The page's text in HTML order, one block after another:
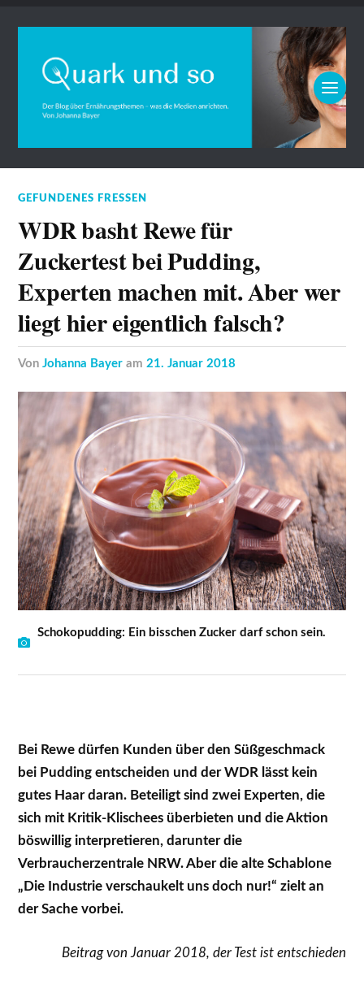
GEFUNDENES FRESSEN
WDR basht Rewe für
Zuckertest bei Pudding,
Experten machen mit. Aber wer
liegt hier eigentlich falsch?
vonJohanna Bayer am21. Januar 2018
Schokopudding: Ein bisschen Zucker darf schon sein.
Bei Rewe dürfen Kunden über den Süßgeschmack
bei Pudding entscheiden und der WDR lässt kein
gutes Haar daran. Beteiligt sind zwei Experten, die
sich mit Kritik-Klischees überbieten und die Aktion
böswillig interpretieren, darunter die
Verbraucherzentrale NRW. Aber die alte Schablone
„Die Industrie verschaukelt uns doch nur!“ zielt an
der Sache vorbei.
Beitrag von Januar 2018, der Test ist entschieden